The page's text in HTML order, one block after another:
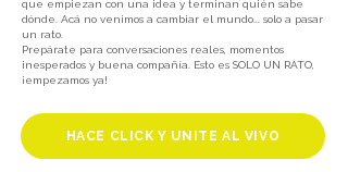
que empiezan con una idea y terminan quién sabe
dónde. Acá no venimos a cambiar el mundo... solo a pasar
un rato.
Prepárate para conversaciones reales, momentos
inesperados y buena compañía. Esto es SOLO UN RATO,
¡empezamos ya!
HACE CLICK Y UNITE AL VIVO